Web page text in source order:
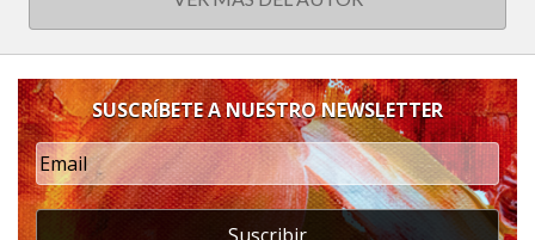
SUSCRÍBETE A NUESTRO NEWSLETTER